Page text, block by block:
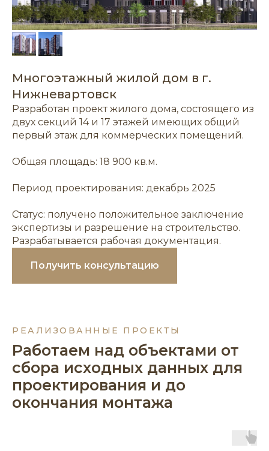
Многоэтажный жилой дом в г.
Нижневартовск
Разработан проект жилого дома, состоящего из
двух секций 14 и 17 этажей имеющих общий
первый этаж для коммерческих помещений.
Общая площадь: 18 900 кв.м.
Период проектирования: декабрь 2025
Статус: получено положительное заключение
экспертизы и разрешение на строительство.
Разрабатывается рабочая документация.
Получить консультацию
РЕАЛИЗОВАННЫЕ ПРОЕКТЫ
Работаем над объектами от
сбора исходных данных для
проектирования и до
окончания монтажа